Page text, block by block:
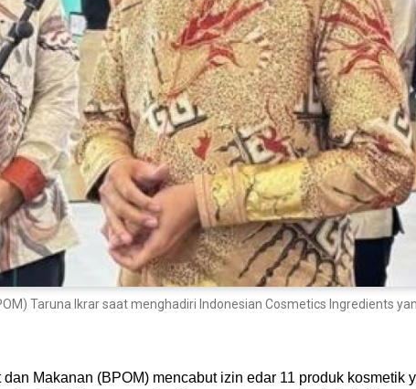
Taruna Ikrar saat menghadiri Indonesian Cosmetics Ingredients
Makanan (BPOM) mencabut izin edar 11 produk kosmetik